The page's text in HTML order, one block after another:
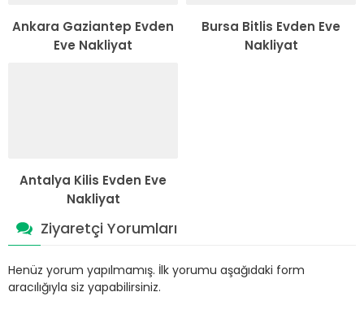
Ankara Gaziantep Evden
Eve Nakliyat
Bursa Bitlis Evden Eve
Nakliyat
Antalya Kilis Evden Eve
Nakliyat
Ziyaretçi Yorumları
Henüz yorum yapılmamış. İlk yorumu aşağıdaki form
aracılığıyla siz yapabilirsiniz.